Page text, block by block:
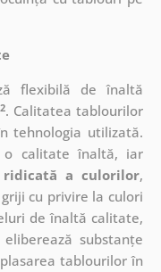
flexibilă de înaltă
2. Calitatea tablourilor
tehnologia utilizată.
calitate înaltă, iar
a culorilor,
cu privire la culori
de înaltă calitate,
substanțe
tablourilor în